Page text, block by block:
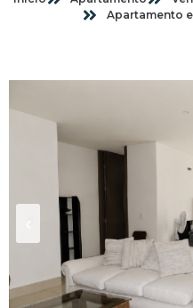
Apartamento